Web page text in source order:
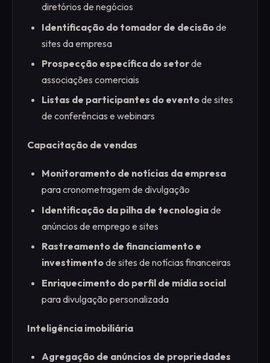
diretórios de negócios
Identificação do tomador de decisãode
sites da empresa
Prospecção específica do setorde
associações comerciais
Listas de participantes do eventode sites
de conferências e webinars
Capacitação de vendas
Monitoramento de notícias da empresa
para cronometragem de divulgação
Identificação da pilha de tecnologiade
anúncios de emprego e sites
Rastreamento de financiamento e
investimentode sites de notícias financeiras
Enriquecimento do perfil de mídia social
para divulgação personalizada
Inteligência imobiliária
Agregação de anúncios de propriedades